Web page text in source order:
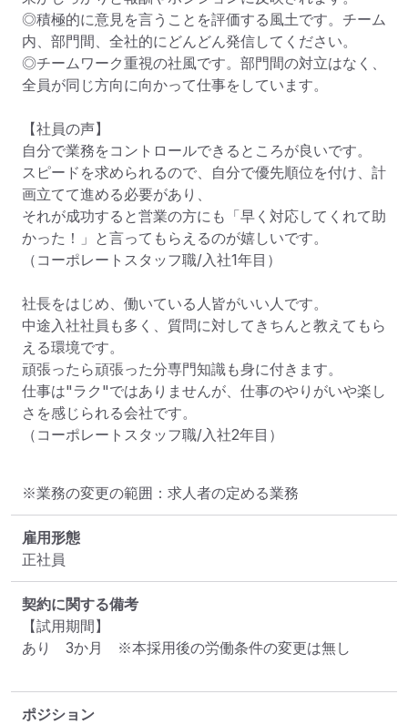
◎積極的に意見を言うことを評価する風土です。チーム
内、部門間、全社的にどんどん発信してください。
◎チームワーク重視の社風です。部門間の対立はなく、
全員が同じ方向に向かって仕事をしています。
﻿【社員の声】
自分で業務をコントロールできるところが良いです。
スピードを求められるので、自分で優先順位を付け、計
画立てて進める必要があり、
それが成功すると営業の方にも「早く対応してくれて助
かった！」と言ってもらえるのが嬉しいです。
（コーポレートスタッフ職/入社1年目）
社長をはじめ、働いている人皆がいい人です。
中途入社社員も多く、質問に対してきちんと教えてもら
える環境です。
頑張ったら頑張った分専門知識も身に付きます。
仕事は"ラク"ではありませんが、仕事のやりがいや楽し
さを感じられる会社です。
※業務の変更の範囲：求人者の定める業務
雇用形態
正社員
契約に関する備考
【試用期間】
あり　3か月　※本採用後の労働条件の変更は無し
ポジション